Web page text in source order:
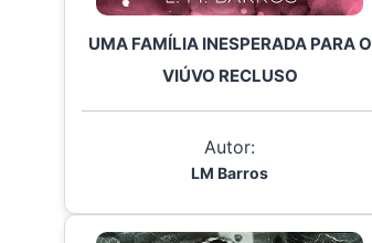
UMA FAMÍLIA INESPERADA PARA O
VIÚVO RECLUSO
Autor:
LM Barros